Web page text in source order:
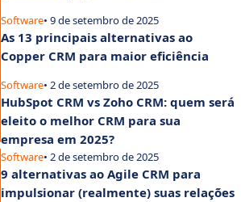
Software• 9 de setembro de 2025
As 13 principais alternativas ao
Copper CRM para maior eficiência
Software• 2 de setembro de 2025
HubSpot CRM vs Zoho CRM: quem será
eleito o melhor CRM para sua
empresa em 2025?
Software• 2 de setembro de 2025
9 alternativas ao Agile CRM para
impulsionar (realmente) suas relações